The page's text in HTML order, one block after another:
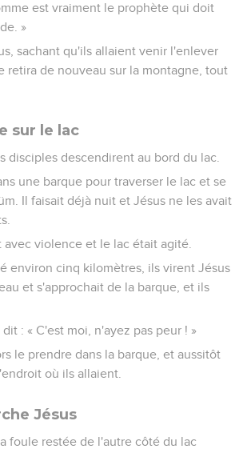
est vraiment le prophète qui doit
»
sachant qu'ils allaient venir l'enlever
retira de nouveau sur la montagne, tout
sur le lac
disciples descendirent au bord du lac.
une barque pour traverser le lac et se
Il faisait déjà nuit et Jésus ne les avait
avec violence et le lac était agité.
environ cinq kilomètres, ils virent Jésus
et s'approchait de la barque, et ils
: « C'est moi, n'ayez pas peur ! »
le prendre dans la barque, et aussitôt
où ils allaient.
Jésus
foule restée de l'autre côté du lac